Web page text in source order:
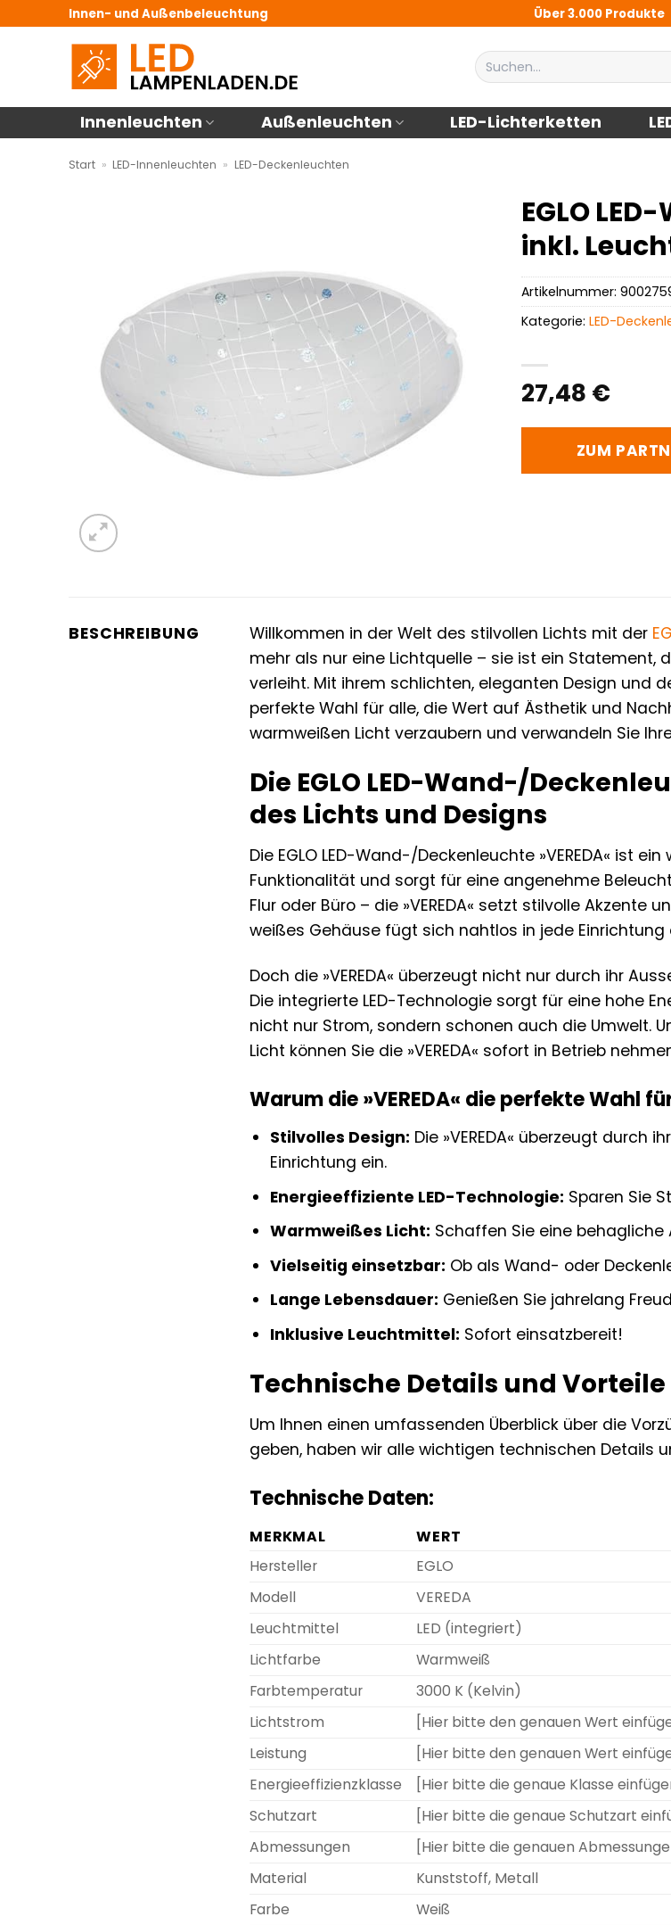
Innen- und Außenbeleuchtung Über 3.000 Produkte
Suchen
nach:
Innenleuchten Außenleuchten LED-Lichterketten
Start » LED-Innenleuchten » LED-Deckenleuchten
EGLO
inkl.
27,48 €
ZUM
Artikelnummer:
Kategorie:LED-
BESCHREIBUNG Willkommen in der Welt des stilvollen Lichts mit der
mehr als nur eine Lichtquelle – sie ist ein
verleiht. Mit ihrem schlichten, eleganten Design und
perfekte Wahl für alle, die Wert auf Ästhetik und
warmweißen Licht verzaubern und verwandeln Sie
Die EGLO LED-Wand-/
des Lichts und Designs
Die EGLO LED-Wand-/Deckenleuchte »VEREDA« ist
Funktionalität und sorgt für eine angenehme
Flur oder Büro – die »VEREDA« setzt stilvolle
weißes Gehäuse fügt sich nahtlos in jede
Doch die »VEREDA« überzeugt nicht nur durch ihr
Die integrierte LED-Technologie sorgt für eine hohe
nicht nur Strom, sondern schonen auch die Umwelt.
Licht können Sie die »VEREDA« sofort in Betrieb
Warum die »VEREDA« die perfekte Wahl
Stilvolles Design: Die »VEREDA« überzeugt
Einrichtung ein.
Energieeffiziente LED-Technologie: Sparen Sie
Warmweißes Licht: Schaffen Sie eine behagliche
Vielseitig einsetzbar: Ob als Wand- oder
Lange Lebensdauer: Genießen Sie jahrelang
Inklusive Leuchtmittel: Sofort einsatzbereit!
Technische Details und Vorteile
Um Ihnen einen umfassenden Überblick über die
geben, haben wir alle wichtigen technischen Details
Technische Daten:
MERKMAL
WERT
Hersteller
EGLO
Modell
VEREDA
Leuchtmittel
LED (integriert)
Lichtfarbe
Warmweiß
Farbtemperatur
3000 K (Kelvin)
Lichtstrom
[Hier bitte den genauen Wert
Leistung
[Hier bitte den genauen Wert
Energieeffizienzklasse
[Hier bitte die genaue Klasse
Schutzart
[Hier bitte die genaue Schutzart
Abmessungen
[Hier bitte die genauen
Material
Kunststoff, Metall
Farbe
Weiß